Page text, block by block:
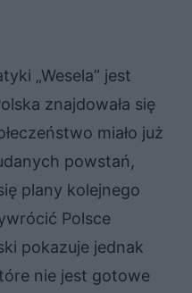
„Wesela” jest
znajdowała się
miało już
powstań,
plany kolejnego
Polsce
pokazuje jednak
nie jest gotowe